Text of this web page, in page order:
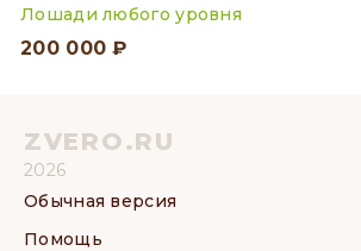
Лошади любого уровня
200 000 ₽
ZVERO.RU
2026
Обычная версия
Помощь